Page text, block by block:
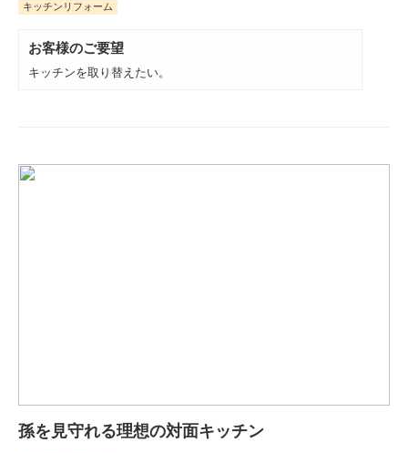
キッチンリフォーム
お客様のご要望
キッチンを取り替えたい。
孫を見守れる理想の対面キッチン